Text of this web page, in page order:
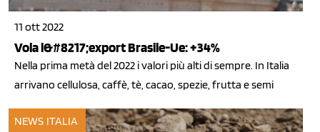
11 ott 2022
Vola l&#8217;export Brasile-Ue: +34%
Nella prima metà del 2022 i valori più alti di sempre. In Italia
arrivano cellulosa, caffè, tè, cacao, spezie, frutta e semi
NEWS ITALIA